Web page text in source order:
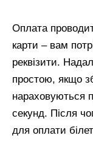
Оплата
карти – вам
реквізити.
простою, якщо
нараховуються
секунд. Після
для оплати